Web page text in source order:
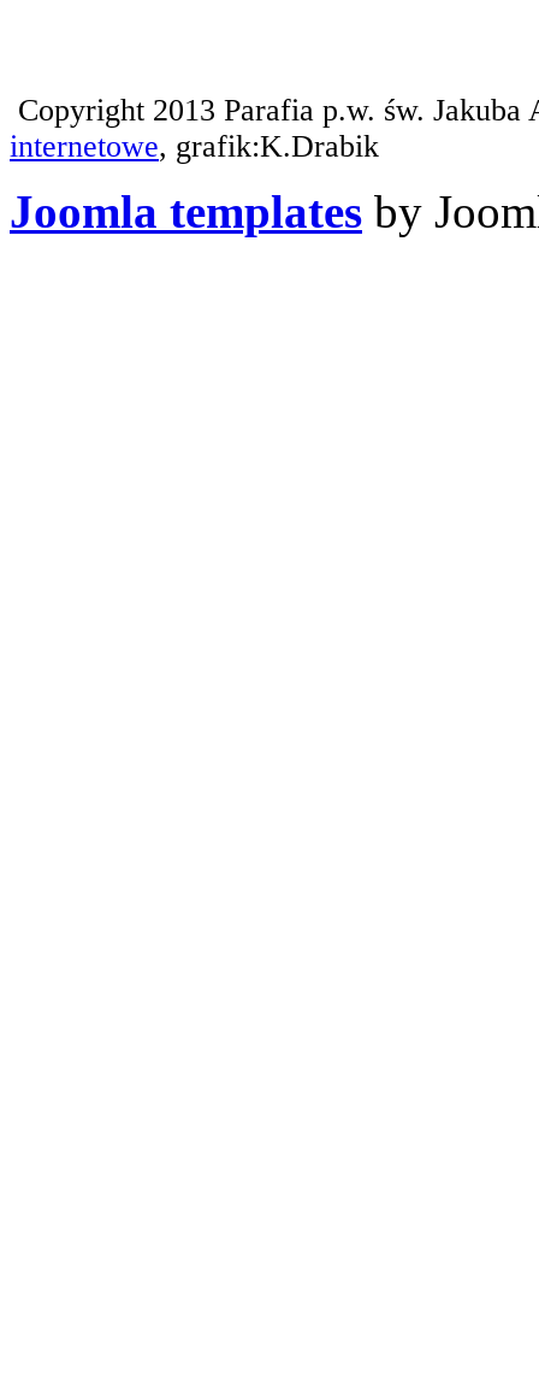
Copyright 2013 Parafia p.w. św.
internetowe, grafik:K.Drabik
Joomla templates by